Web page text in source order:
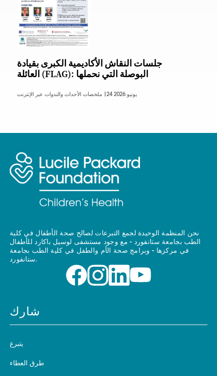
جلسات النقاش الأكاديمية الكبرى بقيادة
العائلة (FLAG): البوصلة التي نحملها
24 يونيو 2026
نحن المنظمة الوحيدة لجمع التبرعات لصالح صحة الأطفال في كلية
الطب بجامعة ستانفورد - مع وجود مستشفى لوسيل باكارد للأطفال
في مركزها - وبرامج صحة الأم والطفل في كلية الطب بجامعة
ستانفورد.
شارك
يتبرع
طرق العطاء